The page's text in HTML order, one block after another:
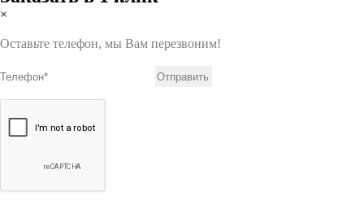
×
Оставьте телефон, мы Вам перезвоним!